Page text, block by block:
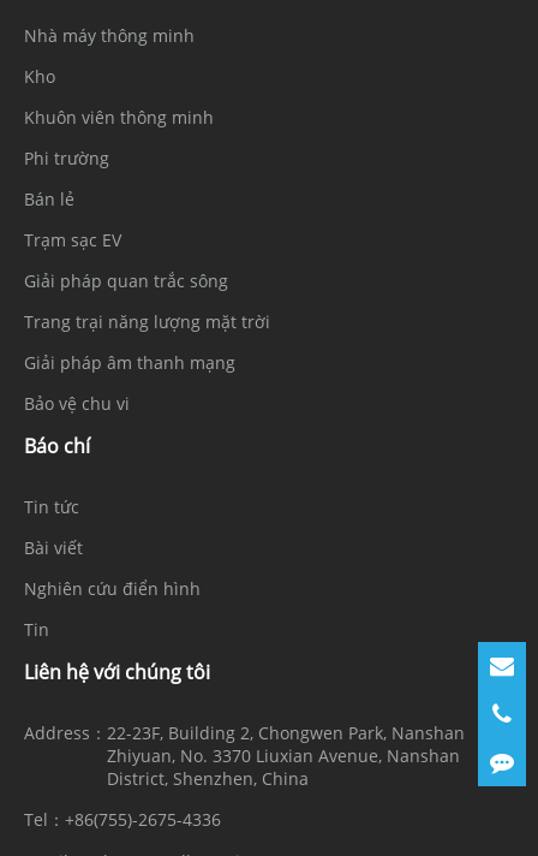
Nhà máy thông minh
Kho
Khuôn viên thông minh
Phi trường
Bán lẻ
Trạm sạc EV
Giải pháp quan trắc sông
Trang trại năng lượng mặt trời
Giải pháp âm thanh mạng
Bảo vệ chu vi
Báo chí
Tin tức
Bài viết
Nghiên cứu điển hình
Tin
Liên hệ với chúng tôi
Address： 22-23F, Building 2, Chongwen Park, Nanshan
Zhiyuan, No. 3370 Liuxian Avenue, Nanshan
District, Shenzhen, China
Tel： +86(755)-2675-4336